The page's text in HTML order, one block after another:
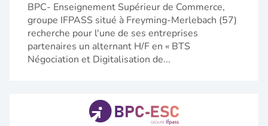
BPC- Enseignement Supérieur de Commerce,
groupe IFPASS situé à Freyming-Merlebach (57)
recherche pour l'une de ses entreprises
partenaires un alternant H/F en « BTS
Négociation et Digitalisation de...